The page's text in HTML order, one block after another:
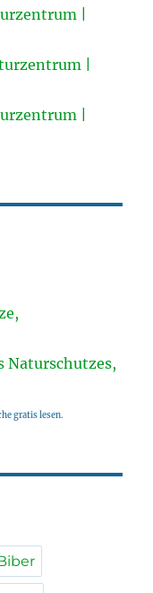
|
|
|
Naturschutzes,
gratis lesen.